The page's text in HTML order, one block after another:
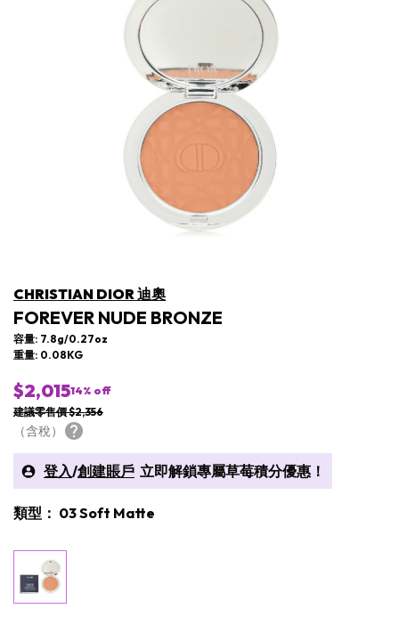
CHRISTIAN DIOR 迪奧
FOREVER NUDE BRONZE
容量: 7.8g/0.27oz
重量: 0.08KG
$2,01514% off
建議零售價 $2,356
（含稅）
登入/創建賬戶 立即解鎖專屬草莓積分優惠！
類型： 03 Soft Matte